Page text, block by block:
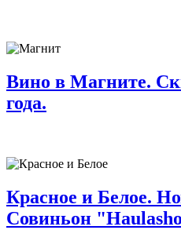
Вино в Магните.
года.
Красное и Белое.
Совиньон